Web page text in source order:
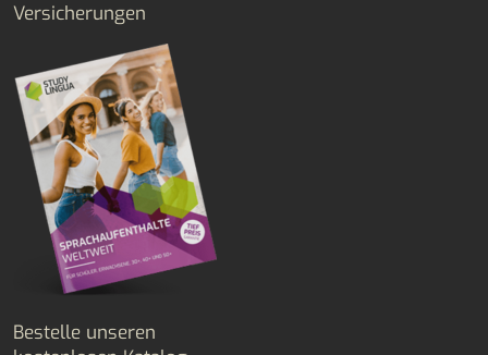
Versicherungen
Bestelle unseren